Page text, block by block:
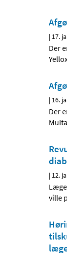
| 17.
Der
| 16.
Der
| 12.
ville